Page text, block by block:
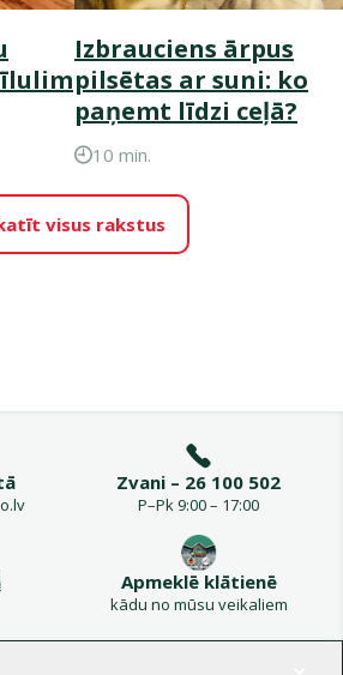
Izbrauciens ārpus
pilsētas ar suni: ko
paņemt līdzi ceļā?
10 min.
visus rakstus
Zvani – 26 100 502
P–Pk 9:00 – 17:00
Apmeklē klātienē
kādu no mūsu veikaliem